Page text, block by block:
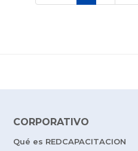
CORPORATIVO
Qué es REDCAPACITACION